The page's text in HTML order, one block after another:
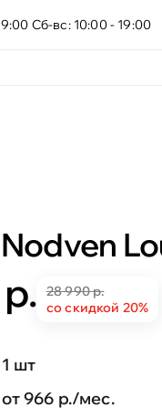
Сб-вс: 10:00 - 19:00
28 990 р.
со скидкой 20%
1 шт
от 966 р./мес.